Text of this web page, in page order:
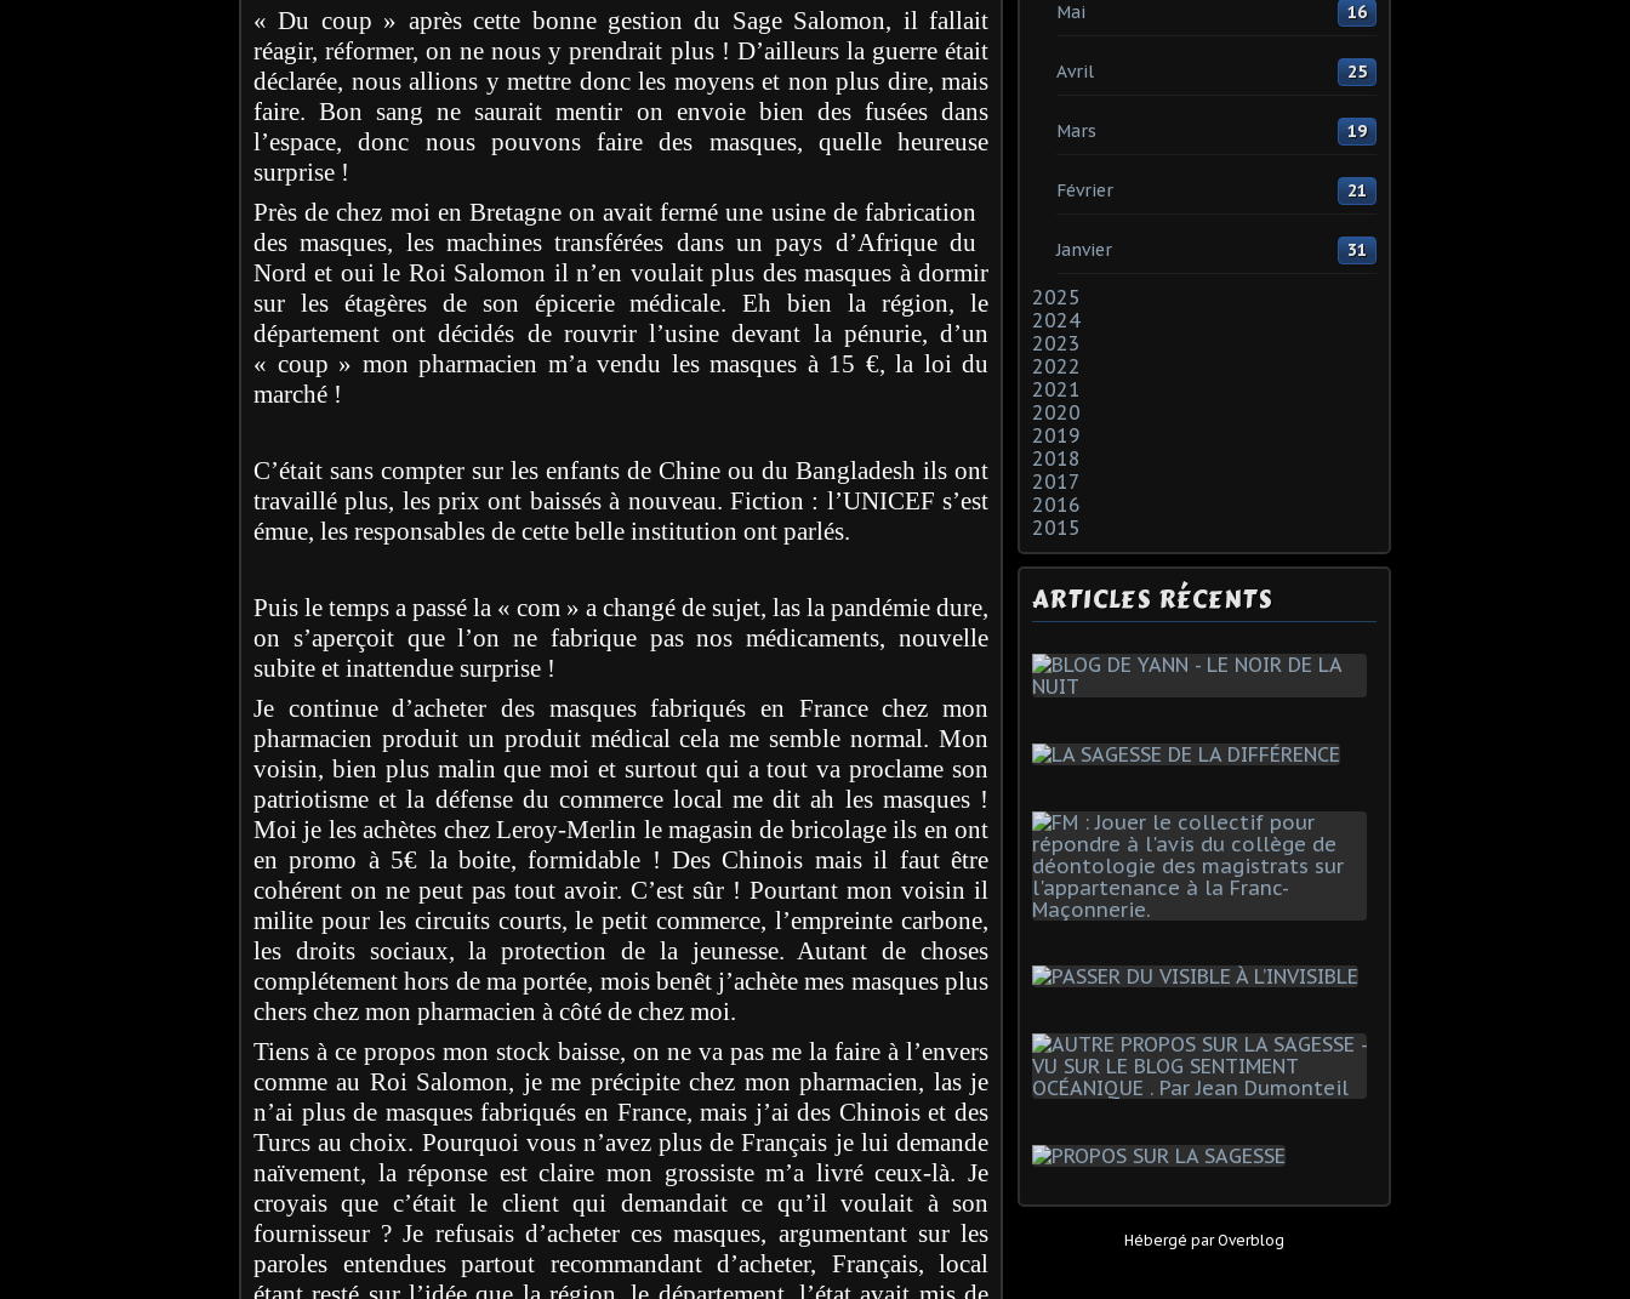
« Du coup » après cette bonne gestion du Sage Salomon, il fallait
réagir, réformer, on ne nous y prendrait plus ! D’ailleurs la guerre était
déclarée, nous allions y mettre donc les moyens et non plus dire, mais
faire. Bon sang ne saurait mentir on envoie bien des fusées dans
l’espace, donc nous pouvons faire des masques, quelle heureuse
surprise !
Près de chez moi en Bretagne on avait fermé une usine de fabrication
des masques, les machines transférées dans un pays d’Afrique du
Nord et oui le Roi Salomon il n’en voulait plus des masques à dormir
sur les étagères de son épicerie médicale. Eh bien la région, le
département ont décidés de rouvrir l’usine devant la pénurie, d’un
« coup » mon pharmacien m’a vendu les masques à 15 €, la loi du
marché !
C’était sans compter sur les enfants de Chine ou du Bangladesh ils ont
travaillé plus, les prix ont baissés à nouveau. Fiction : l’UNICEF s’est
émue, les responsables de cette belle institution ont parlés.
Puis le temps a passé la « com » a changé de sujet, las la pandémie dure,
on s’aperçoit que l’on ne fabrique pas nos médicaments, nouvelle
subite et inattendue surprise !
Je continue d’acheter des masques fabriqués en France chez mon
pharmacien produit un produit médical cela me semble normal. Mon
voisin, bien plus malin que moi et surtout qui a tout va proclame son
patriotisme et la défense du commerce local me dit ah les masques !
Moi je les achètes chez Leroy-Merlin le magasin de bricolage ils en ont
en promo à 5€ la boite, formidable ! Des Chinois mais il faut être
cohérent on ne peut pas tout avoir. C’est sûr ! Pourtant mon voisin il
milite pour les circuits courts, le petit commerce, l’empreinte carbone,
les droits sociaux, la protection de la jeunesse. Autant de choses
complétement hors de ma portée, mois benêt j’achète mes masques plus
chers chez mon pharmacien à côté de chez moi.
Tiens à ce propos mon stock baisse, on ne va pas me la faire à l’envers
comme au Roi Salomon, je me précipite chez mon pharmacien, las je
n’ai plus de masques fabriqués en France, mais j’ai des Chinois et des
Turcs au choix. Pourquoi vous n’avez plus de Français je lui demande
naïvement, la réponse est claire mon grossiste m’a livré ceux-là. Je
croyais que c’était le client qui demandait ce qu’il voulait à son
fournisseur ? Je refusais d’acheter ces masques, argumentant sur les
paroles entendues partout recommandant d’acheter, Français, local
Mai 16
Avril 25
Mars 19
Février 21
Janvier 31
2025
2024
2023
2022
2021
2020
2019
2018
2017
2016
2015
ARTICLES RÉCENTS
Hébergé parOverblog